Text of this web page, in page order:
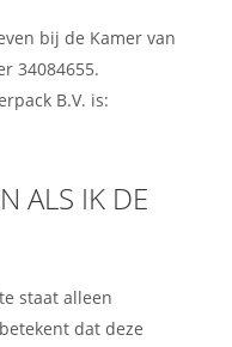
bij de Kamer van
34084655.
B.V. is:
ALS IK DE
staat alleen
dat deze